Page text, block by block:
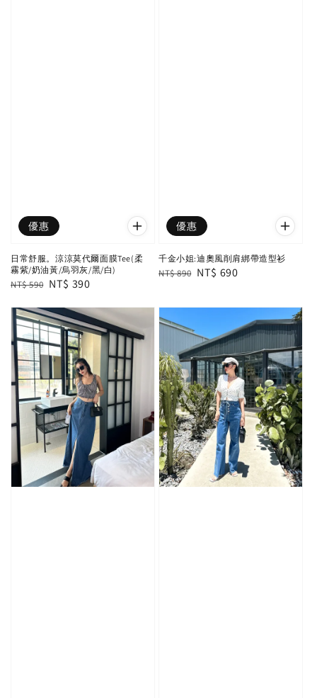
優惠
日常舒服。涼涼莫代爾面膜Tee(柔
霧紫/奶油黃/烏羽灰/黑/白)
Regular
NT$ 590 Sale
NT$ 390
優惠
千金小姐:迪奧風削肩綁帶造型衫
Regular
NT$ 890 Sale
NT$ 690